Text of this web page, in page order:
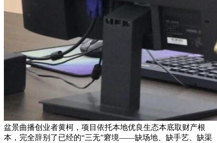
盆景曲播创业者黄柯，项目依托本地优良生态本底取财产根
本，完全辞别了已经的“三无”窘境——缺场地、缺手艺、缺渠